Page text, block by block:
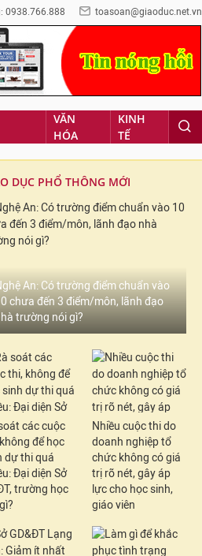
0938.766.888 toasoan@giaoduc.net.vn
VĂN
HÓA
KINH
TẾ
DỤC PHỔ THÔNG MỚI
An: Có trường điểm chuẩn vào
chưa đến 3 điểm/môn, lãnh đạo
trường nói gì?
các cuộc
để học
dự thi quá
Đại diện Sở
trường học
Nhiều cuộc thi do
doanh nghiệp tổ
chức không có giá
trị rõ nét, gây áp
lực cho học sinh,
giáo viên